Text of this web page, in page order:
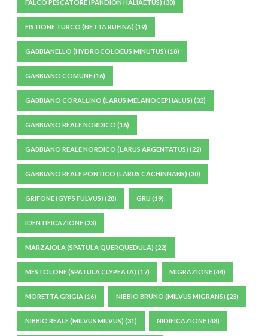
FALCO PESCATORE (PANDION HALIAETUS) (30)
FISTIONE TURCO (NETTA RUFINA) (19)
GABBIANELLO (HYDROCOLOEUS MINUTUS) (18)
GABBIANO COMUNE(16)
GABBIANO CORALLINO (LARUS MELANOCEPHALUS) (32)
GABBIANO REALE NORDICO (16)
GABBIANO REALE NORDICO (LARUS ARGENTATUS) (22)
GABBIANO REALE PONTICO (LARUS CACHINNANS) (30)
GRIFONE (GYPS FULVUS) (28) GRU (19)
IDENTIFICAZIONE(23)
MARZAIOLA (SPATULA QUERQUEDULA) (22)
MESTOLONE (SPATULA CLYPEATA) (17) MIGRAZIONE(44)
MORETTA GRIGIA(16) NIBBIO BRUNO (MILVUS MIGRANS) (23)
NIBBIO REALE (MILVUS MILVUS) (31) NIDIFICAZIONE(48)